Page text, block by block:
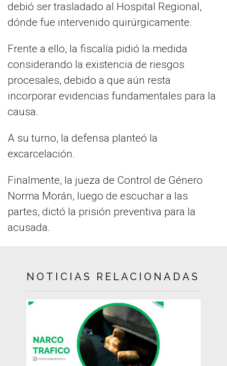
debió ser trasladado al Hospital Regional,
dónde fue intervenido quirúrgicamente.
Frente a ello, la fiscalía pidió la medida
considerando la existencia de riesgos
procesales, debido a que aún resta
incorporar evidencias fundamentales para la
causa.
A su turno, la defensa planteó la
excarcelación.
Finalmente, la jueza de Control de Género
Norma Morán, luego de escuchar a las
partes, dictó la prisión preventiva para la
acusada.
NOTICIAS RELACIONADAS